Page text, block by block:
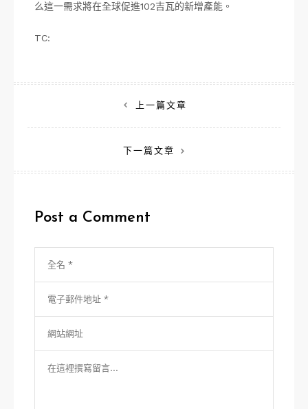
么這一需求將在全球促進102吉瓦的新增產能。
TC:
章
上一篇文章
下一篇文章
Post a Comment